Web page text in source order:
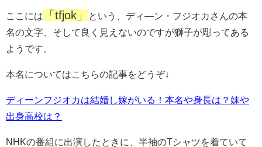
ここには 「tfjok」
という、ディ―ン・フジオカさんの本
名の文字、そして良く見えないのですが獅子が彫ってある
ようです。
本名についてはこちらの記事をどうぞ↓
ディーンフジオカは結婚し嫁がいる！本名や身長は？妹や
出身高校は？
NHKの番組に出演したときに、半袖のTシャツを着ていて